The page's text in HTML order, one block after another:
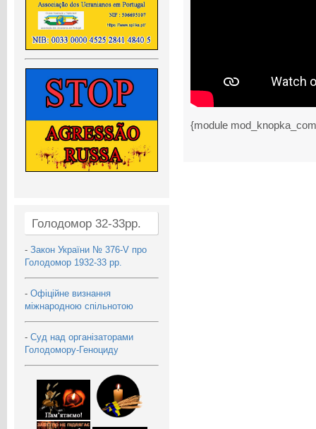
Голодомор 32-33рр.
- Закон України № 376-V про
Голодомор 1932-33 рр.
- Офіційне визнання
міжнародною спільнотою
- Суд над організаторами
Голодомору-Геноциду
{module